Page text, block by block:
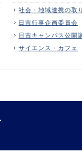
社会・地域連携の取
日吉行事企画委員会
日吉キャンパス公開
サイエンス・カフェ